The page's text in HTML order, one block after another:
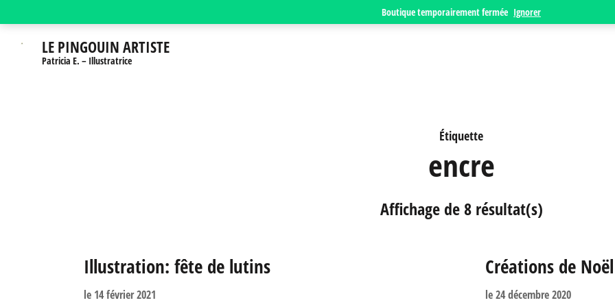
Boutique temporairement fermée Ignorer
LE PINGOUIN ARTISTE
Patricia E. – Illustratrice
Étiquette
encre
Affichage de 8 résultat(s)
Illustration: fête de lutins
le 14 février 2021
Créations de Noël
le24 décembre 2020